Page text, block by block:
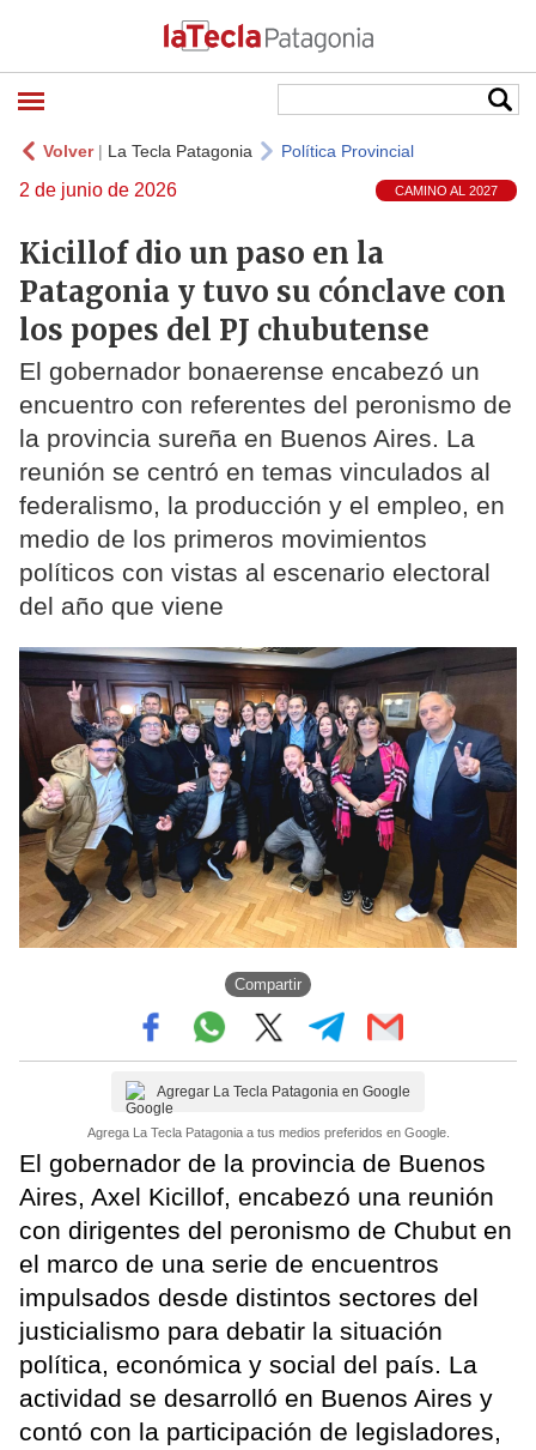
Volver| La Tecla Patagonia Política Provincial
2 de junio de 2026 CAMINO AL 2027
Kicillof dio un paso en la
Patagonia y tuvo su cónclave con
los popes del PJ chubutense
El gobernador bonaerense encabezó un
encuentro con referentes del peronismo de
la provincia sureña en Buenos Aires. La
reunión se centró en temas vinculados al
federalismo, la producción y el empleo, en
medio de los primeros movimientos
políticos con vistas al escenario electoral
del año que viene
Compartir
Agregar La Tecla Patagonia en Google
Agrega La Tecla Patagonia a tus medios preferidos en Google.
El gobernador de la provincia de Buenos
Aires, Axel Kicillof, encabezó una reunión
con dirigentes del peronismo de Chubut en
el marco de una serie de encuentros
impulsados desde distintos sectores del
justicialismo para debatir la situación
política, económica y social del país. La
actividad se desarrolló en Buenos Aires y
contó con la participación de legisladores,